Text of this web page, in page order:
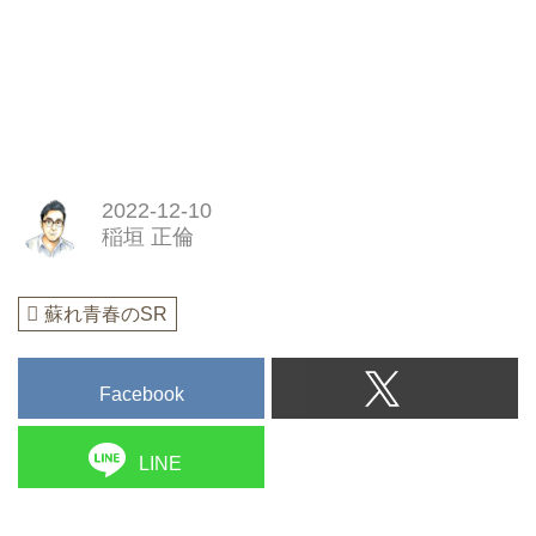
2022-12-10
稲垣 正倫
蘇れ青春のSR
Facebook
LINE